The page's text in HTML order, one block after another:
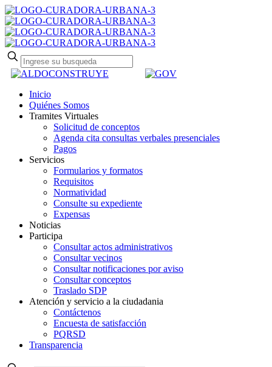
Inicio
Quiénes Somos
Tramites Virtuales
Solicitud de conceptos
Agenda cita consultas verbales presenciales
Pagos
Servicios
Formularios y formatos
Requisitos
Normatividad
Consulte su expediente
Expensas
Noticias
Participa
Consultar actos administrativos
Consultar vecinos
Consultar notificaciones por aviso
Consultar conceptos
Traslado SDP
Atención y servicio a la ciudadania
Contáctenos
Encuesta de satisfacción
PQRSD
Transparencia